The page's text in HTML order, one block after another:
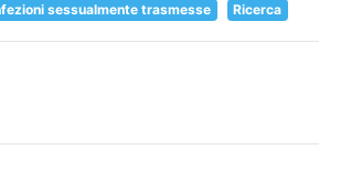
sessualmente trasmesse Ricerca